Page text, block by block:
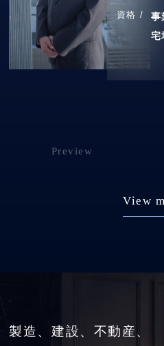
資格 /
事
宅
Preview
View
製造、建設、不動産、